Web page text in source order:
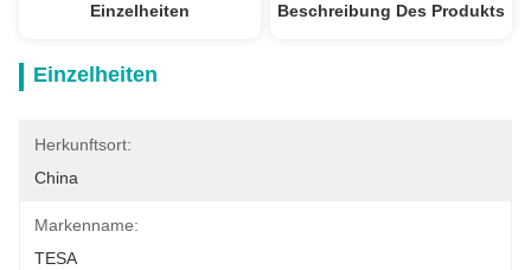
Einzelheiten Beschreibung Des Produkts
Einzelheiten
Herkunftsort:
China
Markenname:
TESA